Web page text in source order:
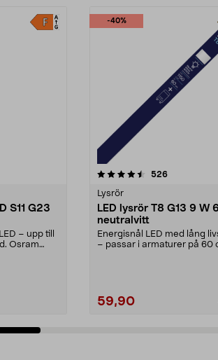
S11 G23
– upp till
Osram
-40%
526recensioner
Lysrör
LED lysrör T8 G13 9 W
neutralvitt
Energisnål LED med lång
– passar i armaturer på 60
59,90
4.5 av 5 stjärnor